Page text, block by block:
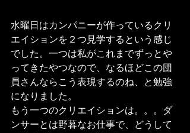
水曜日はカンパニーが作っているクリ
エイションを２つ見学するという感じ
でした。一つは私がこれまでずっとや
ってきたやつなので、なるほどこの団
員さんならこう表現するのね、と勉強
になりました。
もう一つのクリエイションは。。。ダ
ンサーとは野暮なお仕事で、どうして